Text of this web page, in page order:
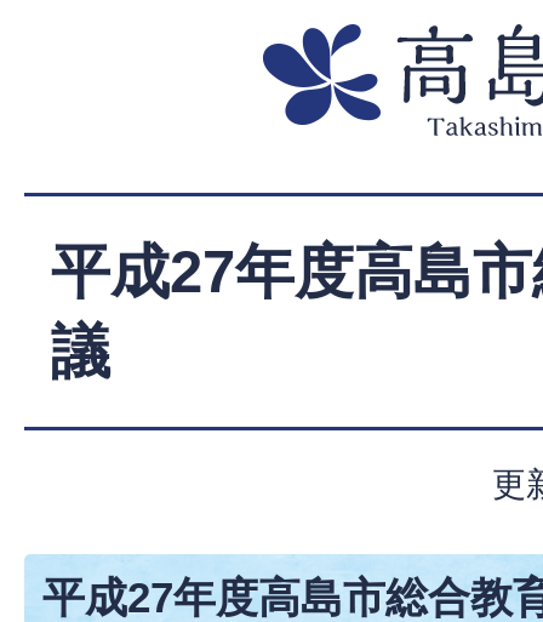
平成27年度高島
議
更
平成27年度高島市総合教